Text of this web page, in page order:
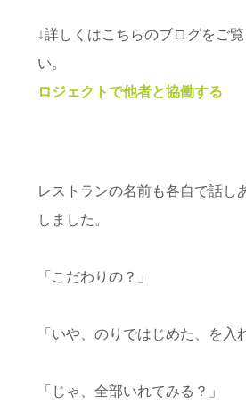
↓詳しくはこちらのブログをご覧
い
ロジェクトで他者と協働する
レストランの名前も各自で話し
しました。
「こだわりの？」
「いや、のりではじめた、を入
「じゃ、全部いれてみる？」